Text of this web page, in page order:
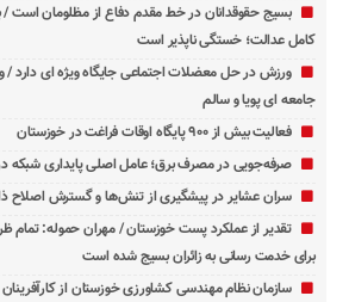
بسیج حقوقدانان در خط مقدم دفاع از مظلومان است /
کامل عدالت؛ خستگی ‌ناپذیر است
ورزش در حل معضلات اجتماعی جایگاه ویژه ای دارد /
جامعه ‌ای پویا و سالم
فعالیت بیش از ۹۰۰ پایگاه اوقات فراغت در خوزستان
صرفه‌جویی در مصرف برق؛ عامل اصلی پایداری شبکه
سران عشایر در پیشگیری از تنش‌ها و گسترش اصلاح
تقدیر از عملکرد پست خوزستان / مهران حموله:
برای خدمت ‌رسانی به زائران بسیج شده است
سازمان نظام مهندسی کشاورزی خوزستان از